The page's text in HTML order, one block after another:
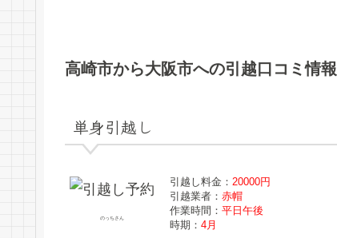
高崎市から大阪市への引越口コミ情報
単身引越し
のっちさん
引越し料金： 20000円
引越業者： 赤帽
作業時間： 平日午後
時期： 4月